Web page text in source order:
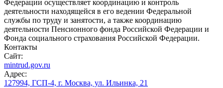
Федерации осуществляет координацию и контроль
деятельности находящейся в его ведении Федеральной
службы по труду и занятости, а также координацию
деятельности Пенсионного фонда Российской Федерации и
Фонда социального страхования Российской Федерации.
Контакты
Сайт:
mintrud.gov.ru
Адрес:
127994, ГСП-4, г. Москва, ул. Ильинка, 21